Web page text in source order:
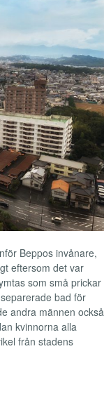
Beppos invånare,
eftersom det var
som små prickar
bad för
andra männen också
kvinnorna alla
från stadens